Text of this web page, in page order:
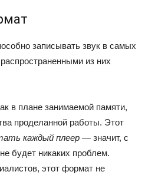
записывать звук в самых
из них
в плане занимаемой памяти,
проделанной работы. Этот
каждый плеер — значит, с
будет никаких проблем.
этот формат не